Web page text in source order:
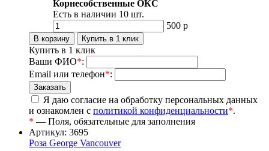
Корнесобственные ОКС
Есть в наличии 10 шт.
500 р
Купить в 1 клик
Ваши ФИО*:
Email или телефон*:
Я даю согласие на обработку персональных данных
и ознакомлен с политикой конфиденциальности*.
* — Поля, обязательные для заполнения
Артикул: 3695
Роза George Vancouver